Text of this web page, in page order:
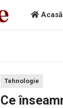
Acasă
Tehnologie
Ce